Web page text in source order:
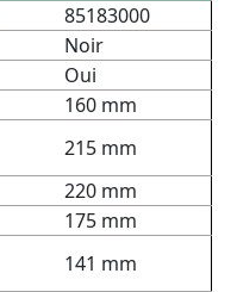
85183000
Noir
Oui
160 mm
215 mm
220 mm
175 mm
141 mm